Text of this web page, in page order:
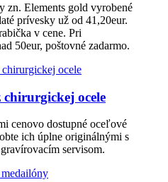
zn. Elements gold vyrobené
prívesky už od 41,20eur.
v cene. Pri
50eur, poštovné zadarmo.
chirurgickej ocele
cenovo dostupné oceľové
ich úplne originálnými s
servisom.